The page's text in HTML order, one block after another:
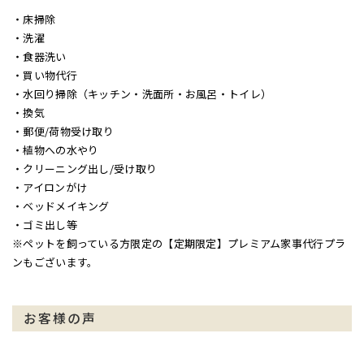
・床掃除
・洗濯
・食器洗い
・買い物代行
・水回り掃除（キッチン・洗面所・お風呂・トイレ）
・換気
・郵便/荷物受け取り
・植物への水やり
・クリーニング出し/受け取り
・アイロンがけ
・ベッドメイキング
・ゴミ出し等
※ペットを飼っている方限定の【定期限定】プレミアム家事代行プラ
ンもございます。
お客様の声